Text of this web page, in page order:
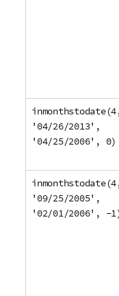
'04/26/2013',
'04/25/2006', 0)
'09/25/2005',
'02/01/2006', -